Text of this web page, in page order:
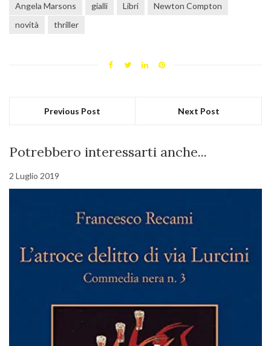
Angela Marsons gialli Libri
Newton Compton
novità
thriller
Previous Post Next Post
Potrebbero interessarti anche...
2 Luglio 2019